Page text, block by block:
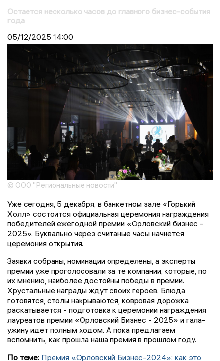
Остается несколько часов до главного бизнес-события
года
05/12/2025 14:00
© ООО "Региональные новости"
Уже сегодня, 5 декабря, в банкетном зале «Горький
Холл» состоится официальная церемония награждения
победителей ежегодной премии «Орловский бизнес -
2025». Буквально через считаные часы начнется
церемония открытия.
Заявки собраны, номинации определены, а эксперты
премии уже проголосовали за те компании, которые, по
их мнению, наиболее достойны победы в премии.
Хрустальные награды ждут своих героев. Блюда
готовятся, столы накрываются, ковровая дорожка
раскатывается - подготовка к церемонии награждения
лауреатов премии «Орловский Бизнес - 2025» и гала-
ужину идет полным ходом. А пока предлагаем
вспомнить, как прошла наша премия в прошлом году.
По теме: Премия «Орловский Бизнес-2024»: как это